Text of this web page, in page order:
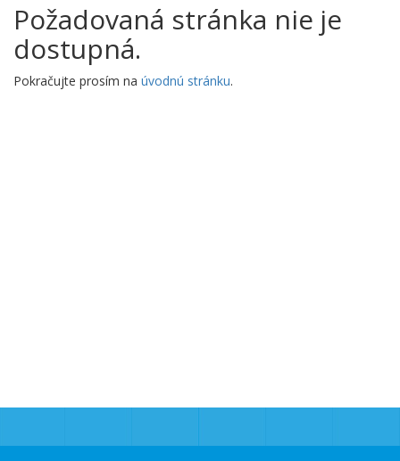
Požadovaná stránka nie je
dostupná.
Pokračujte prosím na úvodnú stránku.